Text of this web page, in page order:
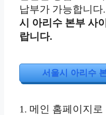
납부가 가능합니다.
시 아리수 본부 사
랍니다.
서울시 아리수
1. 메인 홈페이지